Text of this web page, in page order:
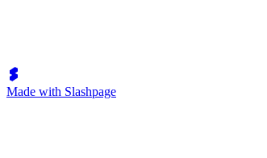
Made with Slashpage